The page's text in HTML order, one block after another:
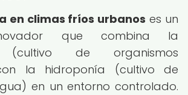
en climas fríos urbanos es un
que combina la
(cultivo de organismos
la hidroponía (cultivo de
en un entorno controlado.